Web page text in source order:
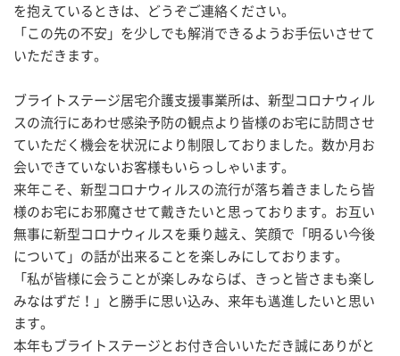
を抱えているときは、どうぞご連絡ください。
「この先の不安」を少しでも解消できるようお手伝いさせて
いただきます。
ブライトステージ居宅介護支援事業所は、新型コロナウィル
スの流行にあわせ感染予防の観点より皆様のお宅に訪問させ
ていただく機会を状況により制限しておりました。数か月お
会いできていないお客様もいらっしゃいます。
来年こそ、新型コロナウィルスの流行が落ち着きましたら皆
様のお宅にお邪魔させて戴きたいと思っております。お互い
無事に新型コロナウィルスを乗り越え、笑顔で「明るい今後
について」の話が出来ることを楽しみにしております。
「私が皆様に会うことが楽しみならば、きっと皆さまも楽し
みなはずだ！」と勝手に思い込み、来年も邁進したいと思い
ます。
本年もブライトステージとお付き合いいただき誠にありがと